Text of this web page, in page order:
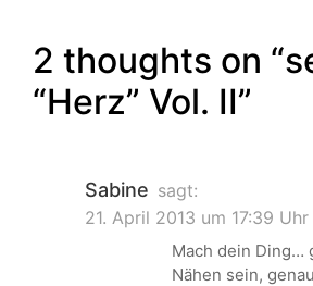
2 thoughts on “
“Herz” Vol. II”
Sabine sagt:
21. April 2013 um 17:39 Uhr
Mach dein Ding…
Nähen sein,